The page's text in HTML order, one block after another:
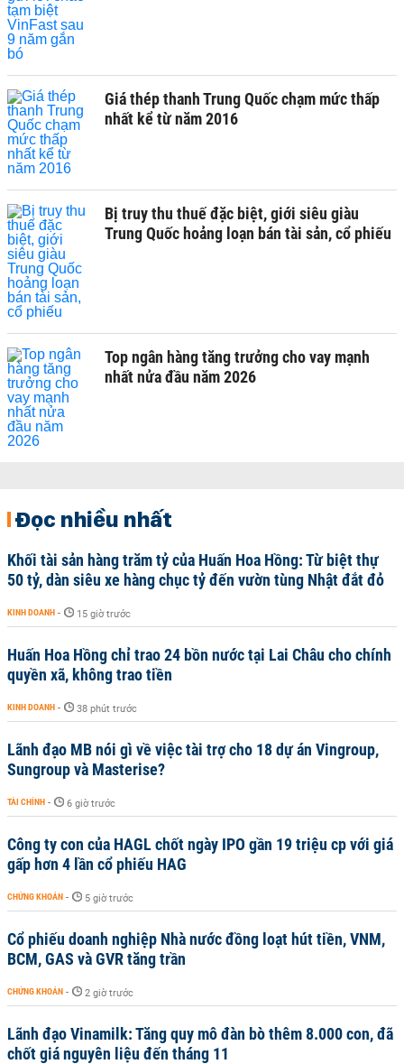
Giá thép thanh Trung Quốc chạm mức thấp
nhất kể từ năm 2016
Bị truy thu thuế đặc biệt, giới siêu giàu
Trung Quốc hoảng loạn bán tài sản, cổ phiếu
Top ngân hàng tăng trưởng cho vay mạnh
nhất nửa đầu năm 2026
Đọc nhiều nhất
Khối tài sản hàng trăm tỷ của Huấn Hoa Hồng: Từ biệt thự
50 tỷ, dàn siêu xe hàng chục tỷ đến vườn tùng Nhật đắt đỏ
KINH DOANH - 15 giờ trước
Huấn Hoa Hồng chỉ trao 24 bồn nước tại Lai Châu cho chính
quyền xã, không trao tiền
KINH DOANH - 38 phút trước
Lãnh đạo MB nói gì về việc tài trợ cho 18 dự án Vingroup,
Sungroup và Masterise?
TÀI CHÍNH - 6 giờ trước
Công ty con của HAGL chốt ngày IPO gần 19 triệu cp với giá
gấp hơn 4 lần cổ phiếu HAG
CHỨNG KHOÁN - 5 giờ trước
Cổ phiếu doanh nghiệp Nhà nước đồng loạt hút tiền, VNM,
BCM, GAS và GVR tăng trần
CHỨNG KHOÁN - 2 giờ trước
Lãnh đạo Vinamilk: Tăng quy mô đàn bò thêm 8.000 con, đã
chốt giá nguyên liệu đến tháng 11